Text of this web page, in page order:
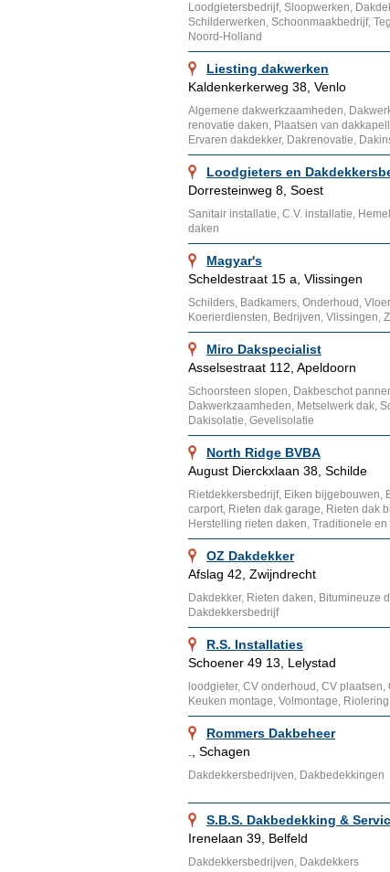
Loodgietersbedrijf, Sloopwerken,
Schilderwerken, Schoonmaakbedrijf,
Noord-Holland
Liesting dakwerken
Kaldenkerkerweg 38, Venlo
Algemene dakwerkzaamheden,
renovatie daken, Plaatsen van
Ervaren dakdekker, Dakrenovatie,
Loodgieters en
Dorresteinweg 8, Soest
Sanitair installatie, C.V. installatie,
daken
Magyar's
Scheldestraat 15 a, Vlissingen
Schilders, Badkamers, Onderhoud,
Koerierdiensten, Bedrijven, Vlissingen,
Miro Dakspecialist
Asselsestraat 112, Apeldoorn
Schoorsteen slopen, Dakbeschot
Dakwerkzaamheden, Metselwerk dak,
Dakisolatie, Gevelisolatie
North Ridge BVBA
August Dierckxlaan 38, Schilde
Rietdekkersbedrijf, Eiken bijgebouwen,
carport, Rieten dak garage, Rieten dak
Herstelling rieten daken, Traditionele
OZ Dakdekker
Afslag 42, Zwijndrecht
Dakdekker, Rieten daken, Bitumineuze
Dakdekkersbedrijf
R.S. Installaties
Schoener 49 13, Lelystad
loodgieter, CV onderhoud, CV
Keuken montage, Volmontage,
Rommers Dakbeheer
., Schagen
Dakdekkersbedrijven, Dakbedekkingen
S.B.S. Dakbedekking &
Irenelaan 39, Belfeld
Dakdekkersbedrijven, Dakdekkers